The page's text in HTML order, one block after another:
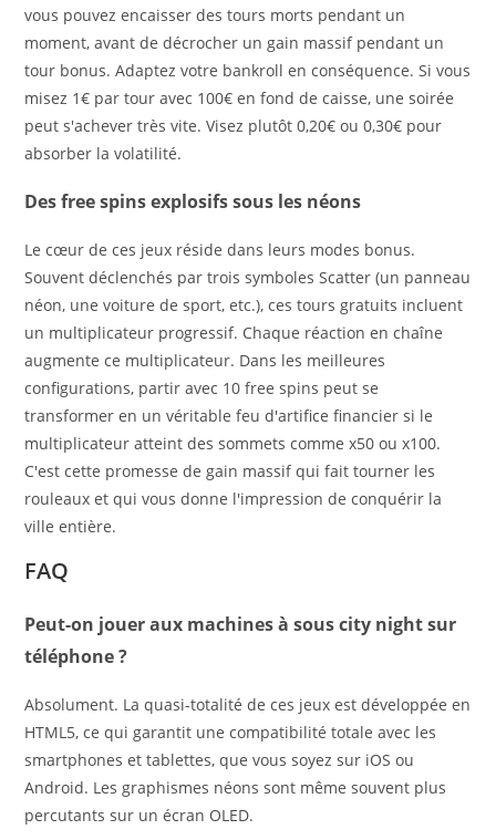
vous pouvez encaisser des tours morts pendant un
moment, avant de décrocher un gain massif pendant un
tour bonus. Adaptez votre bankroll en conséquence. Si vous
misez 1€ par tour avec 100€ en fond de caisse, une soirée
peut s'achever très vite. Visez plutôt 0,20€ ou 0,30€ pour
absorber la volatilité.
Des free spins explosifs sous les néons
Le cœur de ces jeux réside dans leurs modes bonus.
Souvent déclenchés par trois symboles Scatter (un panneau
néon, une voiture de sport, etc.), ces tours gratuits incluent
un multiplicateur progressif. Chaque réaction en chaîne
augmente ce multiplicateur. Dans les meilleures
configurations, partir avec 10 free spins peut se
transformer en un véritable feu d'artifice financier si le
multiplicateur atteint des sommets comme x50 ou x100.
C'est cette promesse de gain massif qui fait tourner les
rouleaux et qui vous donne l'impression de conquérir la
ville entière.
FAQ
Peut-on jouer aux machines à sous city night sur
téléphone ?
Absolument. La quasi-totalité de ces jeux est développée en
HTML5, ce qui garantit une compatibilité totale avec les
smartphones et tablettes, que vous soyez sur iOS ou
Android. Les graphismes néons sont même souvent plus
percutants sur un écran OLED.